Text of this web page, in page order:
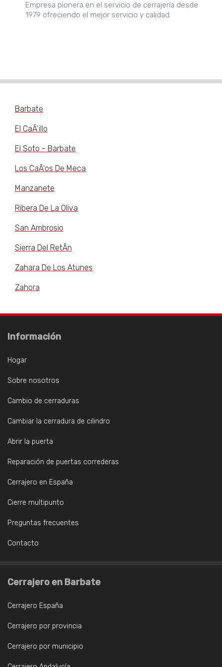
Empresa pionera en el servicio de cerrajería desde
1979 ofreciendo el mejor servicio y calidad.
Barbate
El CaÃ‘illo
El Soto - Barbate
Los CaÃ‘os De Meca
Manzanete
Ribera De La Oliva
San Ambrosio
Sierra Del RetÃn
Zahara De Los Atunes
Zahora
Información
Hogar
Sobre nosotros
Cambio de cerraduras
Cambiar la cerradura de cilindro
Abrir la puerta
Reparación de puertas correderas
Cerrajero en España
Cierre multipunto
Preguntas frecuentes
Contacto
Cerrajero en Barbate
Cerrajero España
Cerrajero por provincia
Cerrajero por municipio